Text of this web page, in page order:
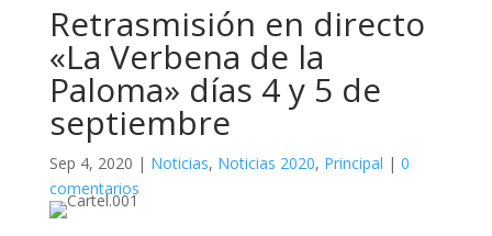
Retrasmisión en directo
«La Verbena de la
Paloma» días 4 y 5 de
septiembre
Sep 4, 2020 | Noticias, Noticias 2020, Principal | 0
comentarios